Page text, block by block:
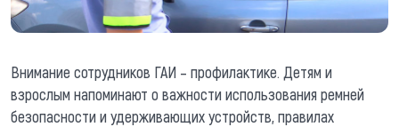
Внимание сотрудников ГАИ – профилактике. Детям и
взрослым напоминают о важности использования ремней
безопасности и удерживающих устройств, правилах